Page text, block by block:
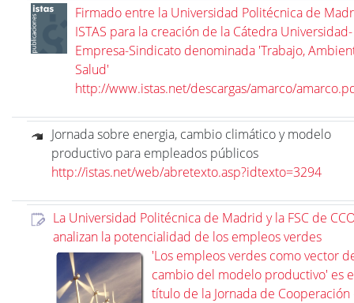
Firmado entre la Universidad Politécnica de
ISTAS para la creación de la Cátedra Universidad-
Empresa-Sindicato denominada 'Trabajo,
Salud'
http://www.istas.net/descargas/amarco/
Jornada sobre energia, cambio climático y modelo
productivo para empleados públicos
http://istas.net/web/abretexto.asp?idtexto=3294
La Universidad Politécnica de Madrid y la FSC de
analizan la potencialidad de los empleos verdes
'Los empleos verdes como vector
cambio del modelo productivo' es
título de la Jornada de Cooperación